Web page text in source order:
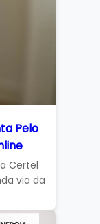
Pelo
Certel
via da